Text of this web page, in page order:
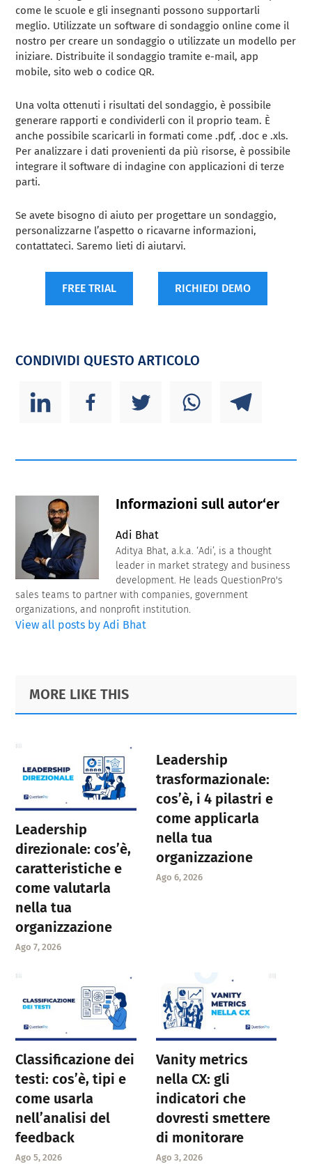
come le scuole e gli insegnanti possono supportarli
meglio. Utilizzate un software di sondaggio online come il
nostro per creare un sondaggio o utilizzate un modello per
iniziare. Distribuite il sondaggio tramite e-mail, app
mobile, sito web o codice QR.
Una volta ottenuti i risultati del sondaggio, è possibile
generare rapporti e condividerli con il proprio team. È
anche possibile scaricarli in formati come .pdf, .doc e .xls.
Per analizzare i dati provenienti da più risorse, è possibile
integrare il software di indagine con applicazioni di terze
parti.
Se avete bisogno di aiuto per progettare un sondaggio,
personalizzarne l’aspetto o ricavarne informazioni,
contattateci. Saremo lieti di aiutarvi.
FREE TRIAL RICHIEDI DEMO
CONDIVIDI QUESTO ARTICOLO
Informazioni sull autor‘er
Adi Bhat
Aditya Bhat, a.k.a. ‘Adi’, is a thought
leader in market strategy and business
development. He leads QuestionPro's
sales teams to partner with companies, government
organizations, and nonprofit institution.
View all posts by Adi Bhat
Primary
Sidebar
Footer
MORE LIKE THIS
Leadership
direzionale: cos’è,
caratteristiche e
come valutarla
nella tua
organizzazione
Ago 7, 2026
Leadership
trasformazionale:
cos’è, i 4 pilastri e
come applicarla
nella tua
organizzazione
Ago 6, 2026
Classificazione dei
testi: cos’è, tipi e
come usarla
nell’analisi del
feedback
Ago 5, 2026
Vanity metrics
nella CX: gli
indicatori che
dovresti smettere
di monitorare
Ago 3, 2026